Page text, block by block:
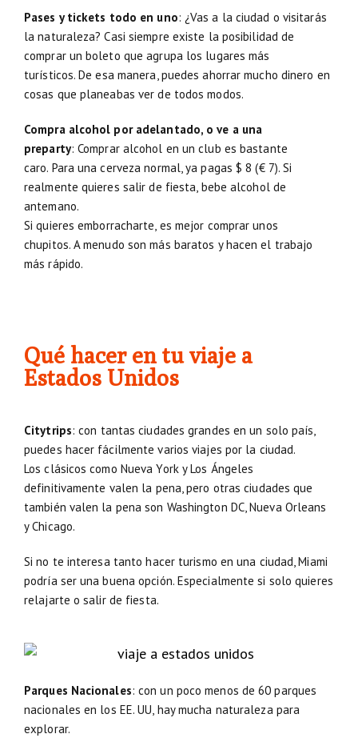
Pases y tickets todo en uno: ¿Vas a la ciudad o visitarás
la naturaleza? Casi siempre existe la posibilidad de
comprar un boleto que agrupa los lugares más
turísticos. De esa manera, puedes ahorrar mucho dinero en
cosas que planeabas ver de todos modos.
Compra alcohol por adelantado, o ve a una
preparty: Comprar alcohol en un club es bastante
caro. Para una cerveza normal, ya pagas $ 8 (€ 7). Si
realmente quieres salir de fiesta, bebe alcohol de
antemano.
Si quieres emborracharte, es mejor comprar unos
chupitos. A menudo son más baratos y hacen el trabajo
más rápido.
Qué hacer en tu viaje a
Estados Unidos
Citytrips: con tantas ciudades grandes en un solo país,
puedes hacer fácilmente varios viajes por la ciudad.
Los clásicos como Nueva York y Los Ángeles
definitivamente valen la pena, pero otras ciudades que
también valen la pena son Washington DC, Nueva Orleans
y Chicago.
Si no te interesa tanto hacer turismo en una ciudad, Miami
podría ser una buena opción. Especialmente si solo quieres
relajarte o salir de fiesta.
Parques Nacionales: con un poco menos de 60 parques
nacionales en los EE. UU, hay mucha naturaleza para
explorar.